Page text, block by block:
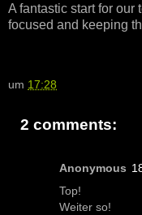
A fantastic start for our
focused and keeping
um 17:28
2 comments:
Anonymous
Top!
Weiter so!